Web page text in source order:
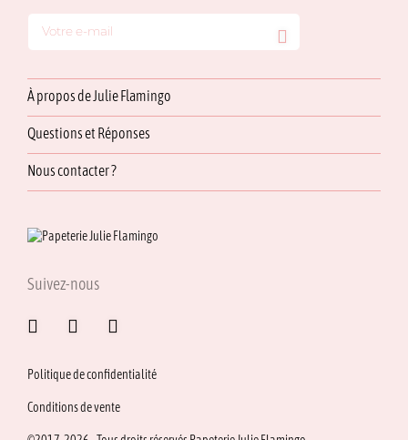
À propos de Julie Flamingo
Questions et Réponses
Nous contacter ?
Suivez-nous
Politique de confidentialité
Conditions de vente